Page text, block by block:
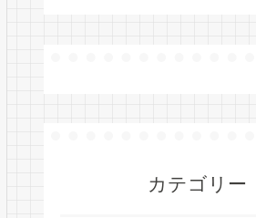
カテゴリー